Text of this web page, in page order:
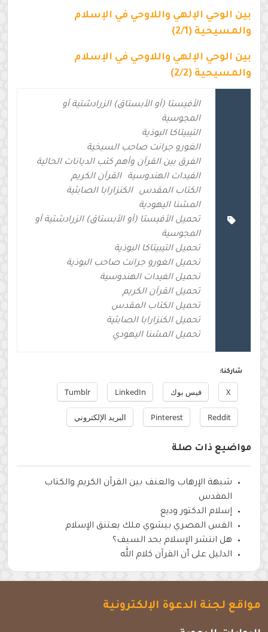
بين الوحي الإلهي واللاوحي في الإسلام
والمسيحية (2/1)
بين الوحي الإلهي واللاوحي في الإسلام
والمسيحية (2/2)
الأفيستا (أو الأبستاق) الزرادشتية أو
المجوسية
التيبيتاكا البوذية
الغورو جرانت صاحب السيخية
الفرق بين القرآن وأهم كتب الديانات الحالية
الفيدات الهندوسية
القرآن الكريم
الكتاب المقدس
الكنزارابا الصابئية
المشنا اليهودية
تحميل الأفيستا (أو الأبستاق) الزرادشتية أو
المجوسية
تحميل التيبيتاكا البوذية
تحميل الغورو جرانت صاحب البوذية
تحميل الفيدات الهندوسية
تحميل القرآن الكريم
تحميل الكتاب المقدس
تحميل الكنزارابا الصابئية
تحميل المشنا اليهودي
شاركنا:
X فيس بوك LinkedIn
Tumblr
Reddit
Pinterest البريد الإلكتروني
مواضيع ذات صلة
شبهة الإرهاب والعنف بين القرآن الكريم والكتاب
المقدس
إسلام الدكتور وديع
القس المصري بيشوي ملك يعتنق الإسلام
هل انتشر الإسلام بحد السيف؟
الدليل على أن القرآن كلام الله
مواقع لجنة الدعوة الإلكترونية